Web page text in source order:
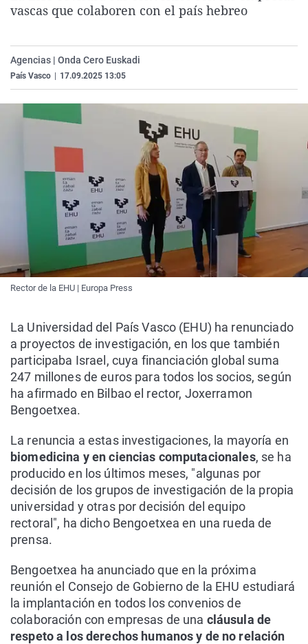
La rosa de los vientos
Caso
Extremadura
País Vasco
Virales
vascas que colaboren con el país hebreo
Agencias | Onda Cero Euskadi
País Vasco 17.09.2025 13:05
Rector de la EHU | Europa Press
La Universidad del País Vasco (EHU) ha renunciado
a proyectos de investigación, en los que también
participaba Israel, cuya financiación global suma
247 millones de euros para todos los socios, según
ha afirmado en Bilbao el rector, Joxerramon
Bengoetxea.
La renuncia a estas investigaciones, la mayoría en
biomedicina y en ciencias computacionales, se ha
producido en los últimos meses, "algunas por
decisión de los grupos de investigación de la propia
universidad y otras por decisión del equipo
rectoral", ha dicho Bengoetxea en una rueda de
prensa.
Bengoetxea ha anunciado que en la próxima
reunión el Consejo de Gobierno de la EHU estudiará
la implantación en todos los convenios de
colaboración con empresas de una cláusula de
respeto a los derechos humanos y de no relación